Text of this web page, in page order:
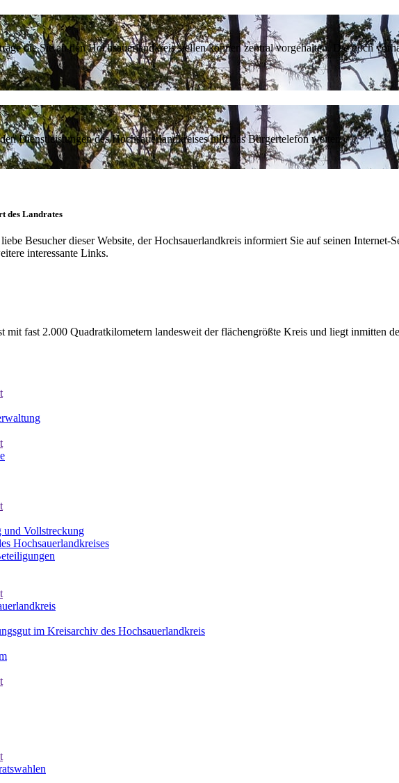
die Sie an den Hochsauerlandkreis stellen können zentral vorgehalten. Die noch
Dienstleistungen des Hochsauerlandkreises hilft das Bürgertelefon weiter.
des Landrates
Besucher dieser Website, der Hochsauerlandkreis informiert Sie auf seinen
interessante Links.
fast 2.000 Quadratkilometern landesweit der flächengrößte Kreis und liegt inmitten
und Vollstreckung
Hochsauerlandkreises
im Kreisarchiv des Hochsauerlandkreis